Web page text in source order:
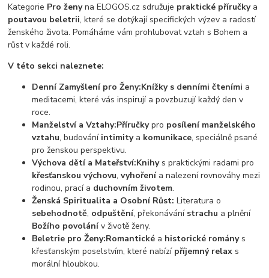
Kategorie Pro ženyna ELOGOS.cz sdružuje praktické příručkya
poutavou beletrii, které se dotýkají specifických výzev a radostí
ženského života. Pomáháme vám prohlubovat vztah s Bohem a
růst v každé roli.
V této sekci naleznete:
Denní Zamyšlení pro Ženy:Knížky s denními čteními a
meditacemi, které vás inspirují a povzbuzují každý den v
roce.
Manželství a Vztahy:Příručkypro posílení manželského
vztahu, budování intimitya komunikace, speciálně psané
pro ženskou perspektivu.
Výchova dětí a Mateřství:Knihys praktickými radami pro
křesťanskou výchovu,vyhořenía nalezení rovnováhy mezi
rodinou, prací a duchovním životem.
Ženská Spiritualita a Osobní Růst: Literatura o
sebehodnotě, odpuštění, překonávání strachu a plnění
Božího povolánív životě ženy.
Beletrie pro Ženy:Romantické a historické románys
křesťanským poselstvím, které nabízí příjemný relax s
morální hloubkou.